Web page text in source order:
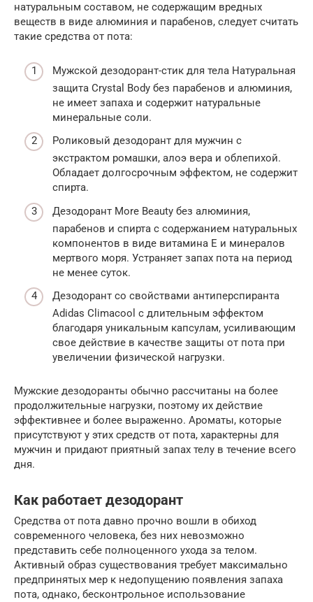
натуральным составом, не содержащим вредных
веществ в виде алюминия и парабенов, следует считать
такие средства от пота:
Мужской дезодорант-стик для тела Натуральная
защита Crystal Body без парабенов и алюминия,
не имеет запаха и содержит натуральные
минеральные соли.
Роликовый дезодорант для мужчин с
экстрактом ромашки, алоэ вера и облепихой.
Обладает долгосрочным эффектом, не содержит
спирта.
Дезодорант More Beauty без алюминия,
парабенов и спирта с содержанием натуральных
компонентов в виде витамина Е и минералов
мертвого моря. Устраняет запах пота на период
не менее суток.
Дезодорант со свойствами антиперспиранта
Adidas Climacool с длительным эффектом
благодаря уникальным капсулам, усиливающим
свое действие в качестве защиты от пота при
увеличении физической нагрузки.
Мужские дезодоранты обычно рассчитаны на более
продолжительные нагрузки, поэтому их действие
эффективнее и более выраженно. Ароматы, которые
присутствуют у этих средств от пота, характерны для
мужчин и придают приятный запах телу в течение всего
дня.
Как работает дезодорант
Средства от пота давно прочно вошли в обиход
современного человека, без них невозможно
представить себе полноценного ухода за телом.
Активный образ существования требует максимально
предпринятых мер к недопущению появления запаха
пота, однако, бесконтрольное использование